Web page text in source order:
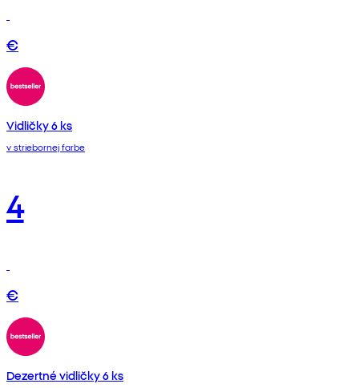
€
Vidličky 6 ks
v striebornej farbe
4
€
Dezertné vidličky 6 ks